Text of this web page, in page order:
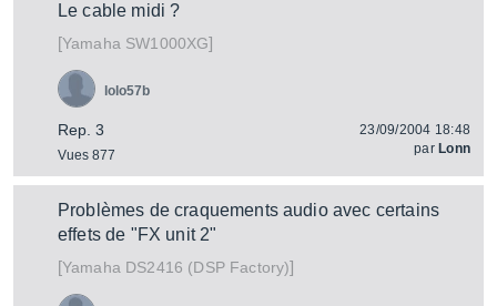
Le cable midi ?
[Yamaha SW1000XG]
Rep. 3
Vues 877
lolo57b
23/09/2004 18:48
par Lonn
Problèmes de craquements audio avec certains
effets de "FX unit 2"
[Yamaha DS2416 (DSP Factory)]